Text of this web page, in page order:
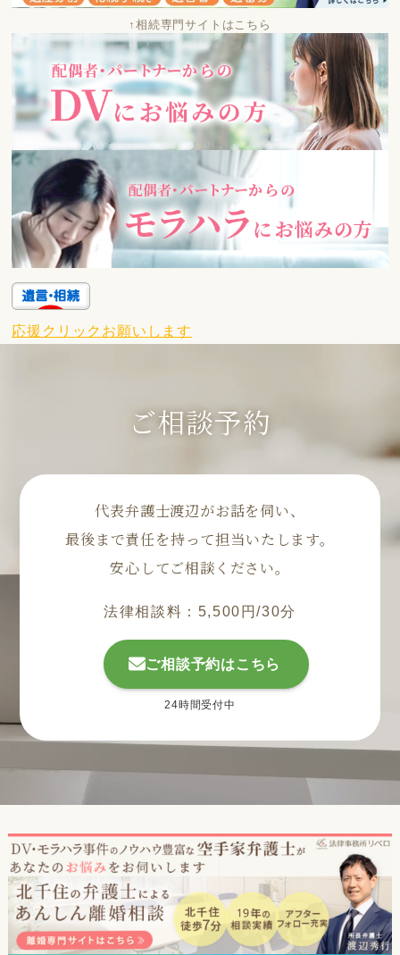
↑相続専門サイトはこちら
応援クリックお願いします
ご相談予約
代表弁護士渡辺がお話を伺い、
最後まで責任を持って担当いたします。
安心してご相談ください。
法律相談料：5,500円/30分
ご相談予約はこちら
24時間受付中